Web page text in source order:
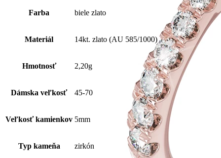
Farba biele zlato
Materiál 14kt. zlato (AU 585/1000)
Hmotnosť 2,20g
Dámska veľkosť 45-70
Veľkosť kamienkov 5mm
Typ kameňa zirkón